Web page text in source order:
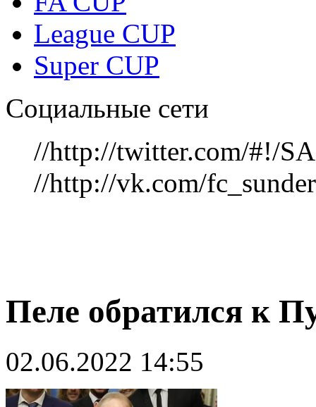
League CUP
Super CUP
Социальные сети
//http://twitter.com/#!/
//http://vk.com/
Пеле обратился к
02.06.2022 14:55